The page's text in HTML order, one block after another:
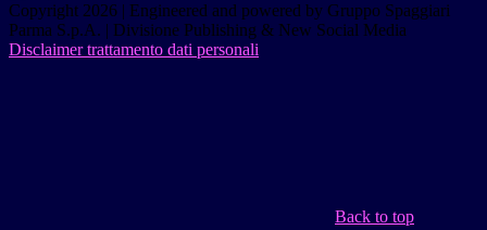
Copyright 2026 | Engineered and powered by Gruppo Spaggiari
Parma S.p.A. | Divisione Publishing & New Social Media
Disclaimer trattamento dati personali
Back to top